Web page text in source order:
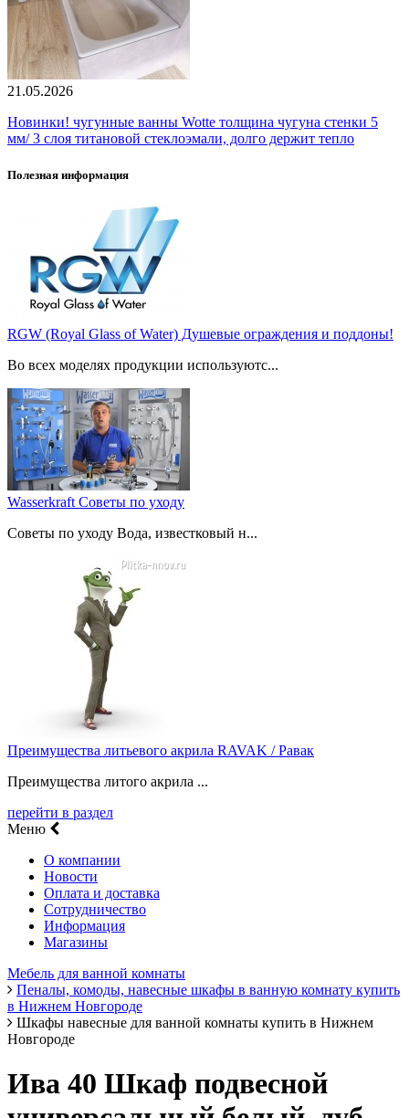
21.05.2026
Новинки! чугунные ванны Wotte толщина чугуна стенки 5
мм/ 3 слоя титановой стеклоэмали, долго держит тепло
Полезная информация
RGW (Royal Glass of Water) Душевые ограждения и поддоны!
Во всех моделях продукции используютс...
Wasserkraft Советы по уходу
Советы по уходу Вода, известковый н...
Преимущества литьевого акрила RAVAK / Равак
Преимущества литого акрила ...
перейти в раздел
Меню
О компании
Новости
Оплата и доставка
Сотрудничество
Информация
Магазины
Мебель для ванной комнаты
Пеналы, комоды, навесные шкафы в ванную комнату купить
в Нижнем Новгороде
Шкафы навесные для ванной комнаты купить в Нижнем
Новгороде
Ива 40 Шкаф подвесной